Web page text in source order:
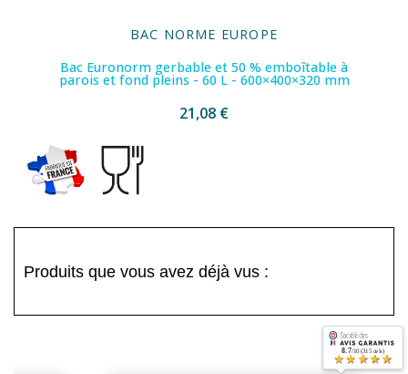
BAC NORME EUROPE
Bac Euronorm gerbable et 50 % emboîtable à
parois et fond pleins - 60 L - 600×400×320 mm
21,08 €
Produits que vous avez déjà vus :
8.7/10 (315 avis)
★★★★★